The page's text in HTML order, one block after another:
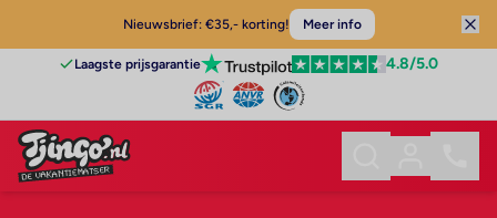
Nieuwsbrief: €35,- korting! Meer info
Laagste prijsgarantie 4.8/5.0